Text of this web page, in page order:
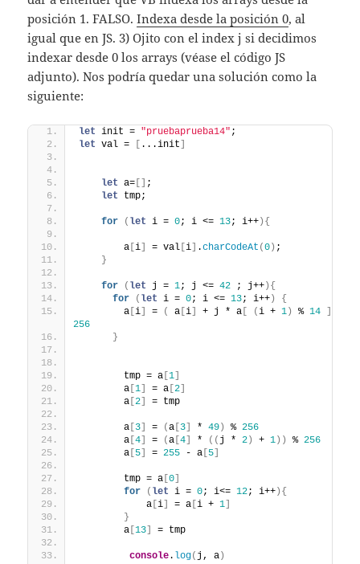
posición 1. FALSO.Indexa desde la posición 0, al
igual que en JS. 3) Ojito con el index j si decidimos
indexar desde 0 los arrays (véase el código JS
adjunto). Nos podría quedar una solución como la
siguiente:
let init = "pruebaprueba14" ;
let val = [ ...init]
let a= [] ;
let
tmp;
for ( let i = 0; i <= 13; i++) {
        a
[i] = val [i] .charCodeAt (0) ;
}
for ( let j = 1; j <= 42 ; j++) {
for
( let i = 0; i <= 13; i++)
{
        a
[i] = ( a [i] + j * a [ (i + 1) % 14 ]
256
}
        tmp = a
[1]
        a
[1] = a [2]
        a
[2] = tmp
        a
[3] = (a [3] * 49) % 256
        a
[4] = (a [4] * ( ( j * 2) + 1) ) % 256
        a
[5] = 255 - a [5]
        tmp = a
[0]
for
( let i = 0; i<= 12; i++) {
            a
[i] = a [i + 1]
}
        a
[13] = tmp
console. log( j, a)